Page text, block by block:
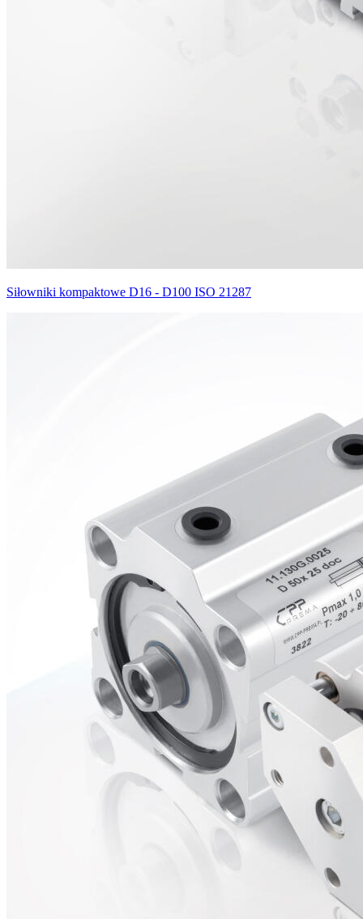
Siłowniki kompaktowe D16 - D100 ISO 21287